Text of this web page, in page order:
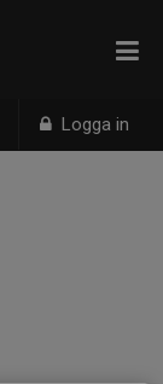
Logga in